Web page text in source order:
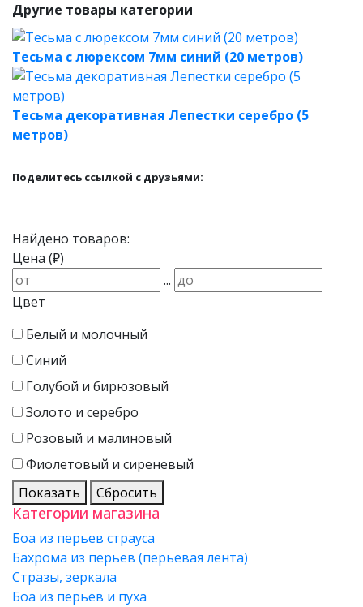
Другие товары категории
Тесьма с люрексом 7мм синий (20 метров)
Тесьма декоративная Лепестки серебро (5
метров)
Поделитесь ссылкой с друзьями:
Найдено товаров:
Цена (₽)
...
Цвет
Белый и молочный
Синий
Голубой и бирюзовый
Золото и серебро
Розовый и малиновый
Фиолетовый и сиреневый
Показать
Сбросить
Категории магазина
Боа из перьев страуса
Бахрома из перьев (перьевая лента)
Стразы, зеркала
Боа из перьев и пуха